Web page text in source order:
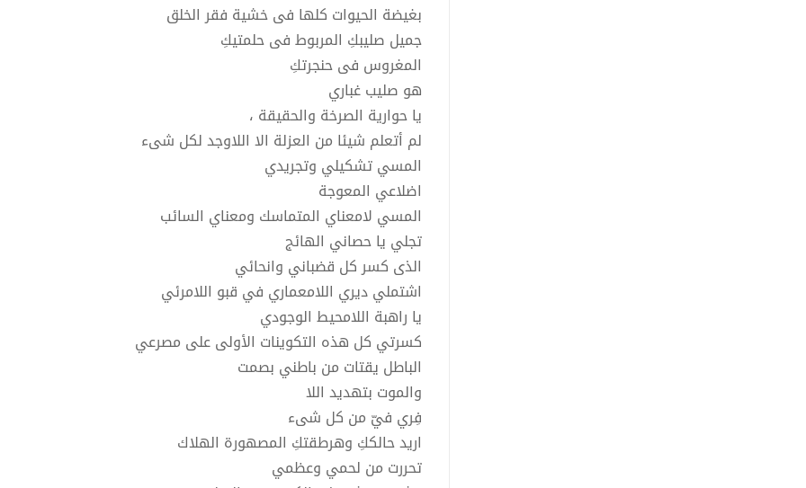
بغيضة الحيوات كلها فى خشية فقر الخلق
جميل صليبكِ المربوط فى حلمتيكِ
المغروس فى حنجرتكِ
هو صليب غباري
يا حوارية الصرخة والحقيقة ،
لم أتعلم شيئا من العزلة الا اللاوجد لكل شىء
المسي تشكيلي وتجريدي
اضلاعي المعوجة
المسي لامعناي المتماسك ومعناي السائب
تجلي يا حصاني الهائج
الذى كسر كل قضباني وانحائي
اشتملي ديري اللامعماري في قبو اللامرئي
يا راهبة اللامحيط الوجودي
كسرتي كل هذه التكوينات الأولى على مصرعي
الباطل يقتات من باطني بصمت
والموت بتهديد اللا
فِري فيّ من كل شىء
اريد حالككِ وهرطقتكِ المصهورة الهلاك
تحررت من لحمي وعظمي